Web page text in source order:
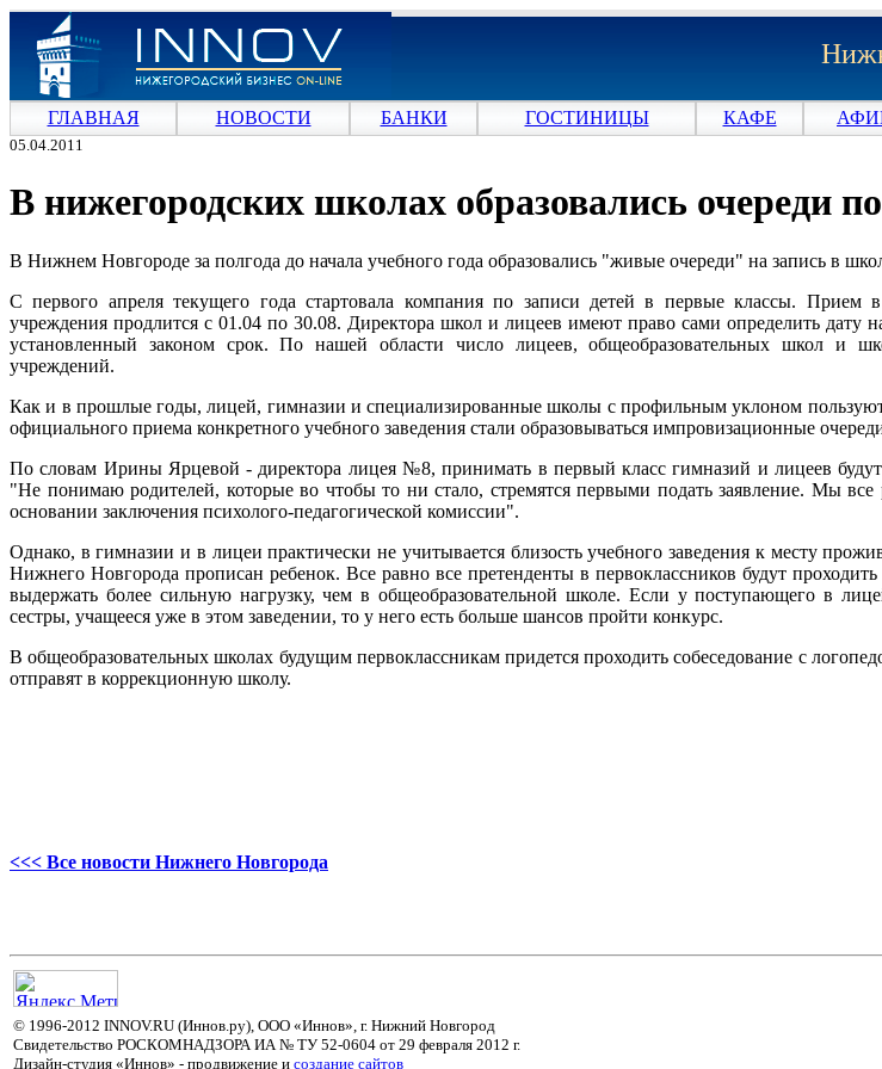
ГЛАВНАЯ НОВОСТИ БАНКИ ГОСТИНИЦЫ КАФЕ
05.04.2011
В нижегородских школах образовались очереди
В Нижнем Новгороде за полгода до начала учебного года образовались "живые очереди" на запись в
С первого апреля текущего года стартовала компания по записи детей в первые классы. Прием
учреждения продлится с 01.04 по 30.08. Директора школ и лицеев имеют право сами определить дату
установленный законом срок. По нашей области число лицеев, общеобразовательных школ и
учреждений.
Как и в прошлые годы, лицей, гимназии и специализированные школы с профильным уклоном
официального приема конкретного учебного заведения стали образовываться импровизационные
По словам Ирины Ярцевой - директора лицея №8, принимать в первый класс гимназий и лицеев будут
"Не понимаю родителей, которые во чтобы то ни стало, стремятся первыми подать заявление. Мы все
основании заключения психолого-педагогической комиссии".
Однако, в гимназии и в лицеи практически не учитывается близость учебного заведения к месту
Нижнего Новгорода прописан ребенок. Все равно все претенденты в первоклассников будут
выдержать более сильную нагрузку, чем в общеобразовательной школе. Если у поступающего в
сестры, учащееся уже в этом заведении, то у него есть больше шансов пройти конкурс.
В общеобразовательных школах будущим первоклассникам придется проходить собеседование с
отправят в коррекционную школу.
<<< Все новости Нижнего Новгорода
© 1996-2012 INNOV.RU (Иннов.ру), ООО «Иннов», г. Нижний Новгород
Свидетельство РОСКОМНАДЗОРА ИА № ТУ 52-0604 от 29 февраля 2012 г.
Дизайн-студия «Иннов» - продвижение и cоздание сайтов